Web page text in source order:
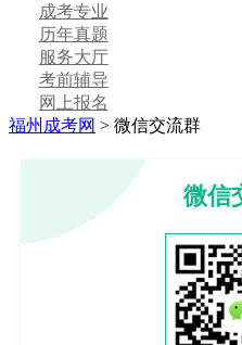
成考专业
历年真题
服务大厅
考前辅导
网上报名
福州成考网 > 微信交流群
微信